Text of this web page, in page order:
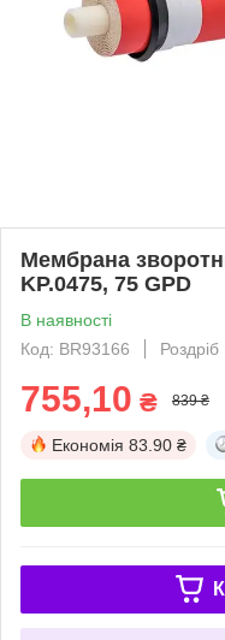
Мембрана
KP.0475, 75 GPD
В наявності
Код: BR93166
Роздріб
755,10 ₴ 839 ₴
Економія 83.90 ₴